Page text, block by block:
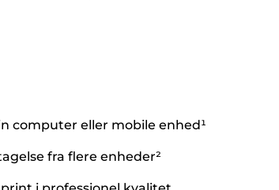
computer eller mobile enhed¹
fra flere enheder²